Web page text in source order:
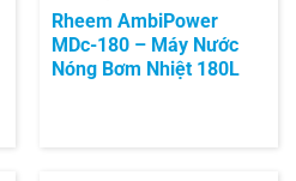
Rheem AmbiPower
MDc-180 – Máy Nước
Nóng Bơm Nhiệt 180L